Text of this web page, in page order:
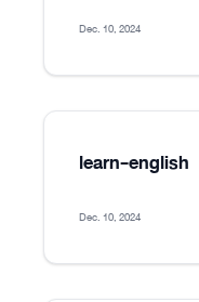
Dec. 10, 2024
learn-english
Dec. 10, 2024